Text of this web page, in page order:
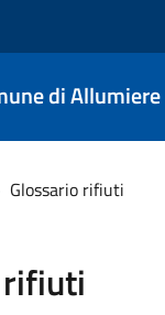
di Allumiere
Glossario rifiuti